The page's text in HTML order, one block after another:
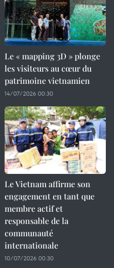
Le « mapping 3D » plonge
les visiteurs au cœur du
patrimoine vietnamien
14/07/2026 00:30
Le Vietnam affirme son
engagement en tant que
membre actif et
responsable de la
communauté
internationale
10/07/2026 00:30